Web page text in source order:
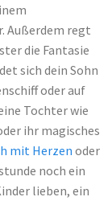
Außerdem regt
die Fantasie
sich dein Sohn
oder auf
Tochter wie
ihr magisches
mit Herzenoder
noch ein
lieben, ein